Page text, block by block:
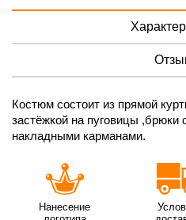
Костюм состоит из прямой
застёжкой на пуговицы ,брюки
накладными карманами.
Нанесение